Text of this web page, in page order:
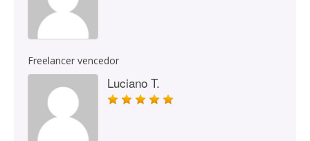
Freelancer vencedor
Luciano T.